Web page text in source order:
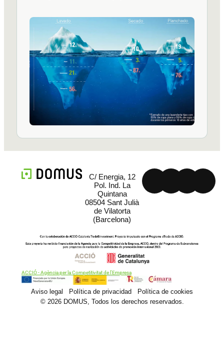
C/ Energia, 12
Pol. Ind. La
Quintana
08504 Sant Julià
de Vilatorta
(Barcelona)
ACCIÓ - Agència per la Competitivitat de l'Empresa
Aviso legal Política de privacidad
Política de cookies
© 2026 DOMUS, Todos los derechos reservados.